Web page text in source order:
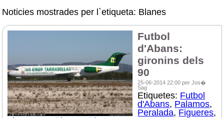
Noticies mostrades per l`etiqueta: Blanes
Futbol
d'Abans:
gironins dels
90
25-06-2014 22:00 per Jos�
Sag
Etiquetes: Futbol
d'Abans, Palamos,
Peralada, Figueres,